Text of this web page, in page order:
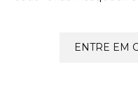
ENTRE EM